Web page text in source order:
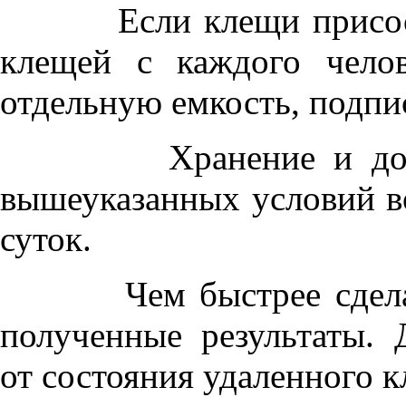
Если клещи
клещей с каждого
отдельную емкость,
Хранение и
вышеуказанных условий
суток.
Чем быстрее сделан
полученные результаты.
от состояния удаленного